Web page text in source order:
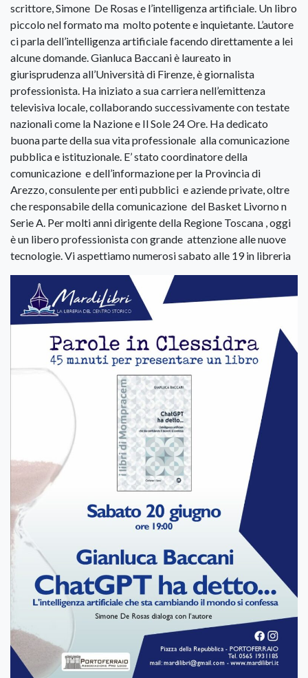
scrittore, Simone De Rosas e l’intelligenza artificiale. Un libro
piccolo nel formato ma molto potente e inquietante. L’autore
ci parla dell’intelligenza artificiale facendo direttamente a lei
alcune domande. Gianluca Baccani è laureato in
giurisprudenza all’Università di Firenze, è giornalista
professionista. Ha iniziato a sua carriera nell’emittenza
televisiva locale, collaborando successivamente con testate
nazionali come la Nazione e Il Sole 24 Ore. Ha dedicato
buona parte della sua vita professionale alla comunicazione
pubblica e istituzionale. E’ stato coordinatore della
comunicazione e dell’informazione per la Provincia di
Arezzo, consulente per enti pubblici e aziende private, oltre
che responsabile della comunicazione del Basket Livorno n
Serie A. Per molti anni dirigente della Regione Toscana , oggi
è un libero professionista con grande attenzione alle nuove
tecnologie. Vi aspettiamo numerosi sabato alle 19 in libreria